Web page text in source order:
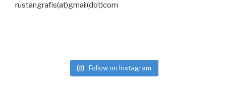
rustangrafis(at)gmail(dot)com
Follow on Instagram